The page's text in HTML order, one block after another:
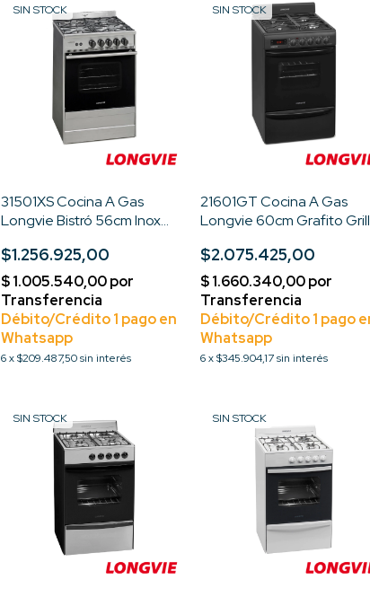
SIN STOCK
31501XS Cocina A Gas
Longvie Bistró 56cm Inox
$1.256.925,00
6 x$209.487,50 sin interés
SIN STOCK
21601GT Cocina A Gas
Longvie 60cm Grafito Grill
$2.075.425,00
6x$345.904,17sin interés
SIN STOCK SIN STOCK